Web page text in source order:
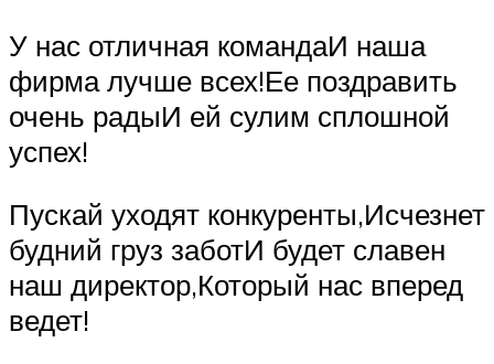
У нас отличная командаИ наша
фирма лучше всех!Ее поздравить
очень радыИ ей сулим сплошной
успех!
Пускай уходят конкуренты,Исчезнет
будний груз заботИ будет славен
наш директор,Который нас вперед
ведет!